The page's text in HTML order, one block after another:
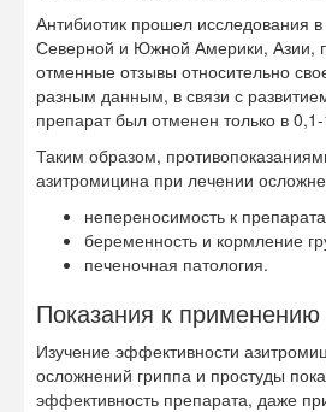
Антибиотик прошел исследования
Северной и Южной Америки, Азии,
отменные отзывы относительно
разным данным, в связи с
препарат был отменен только в
Таким образом,
азитромицина при лечении
непереносимость к
беременность и кормление
печеночная патология.
Показания к применению
Изучение эффективности
осложнений гриппа и простуды
эффективность препарата, даже